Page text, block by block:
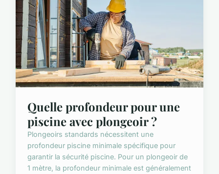
Quelle profondeur pour une
piscine avec plongeoir ?
Plongeoirs standards nécessitent une
profondeur piscine minimale spécifique pour
garantir la sécurité piscine. Pour un plongeoir de
1 mètre, la profondeur minimale est généralement